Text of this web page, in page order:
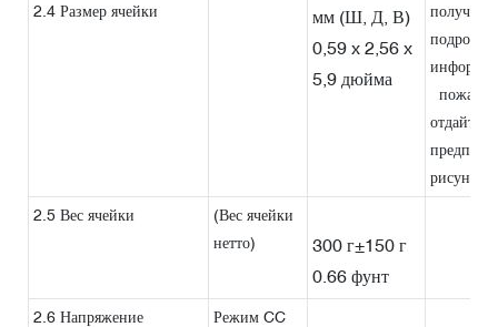
2.4 Размер ячейки
мм (Ш, Д, В)
0,59 x 2,56 x
5,9 дюйма
отдайте
рисунку
2.5 Вес ячейки
(Вес ячейки
нетто)
300 г±150 г
0.66 фунт
2.6 Напряжение
Режим CC